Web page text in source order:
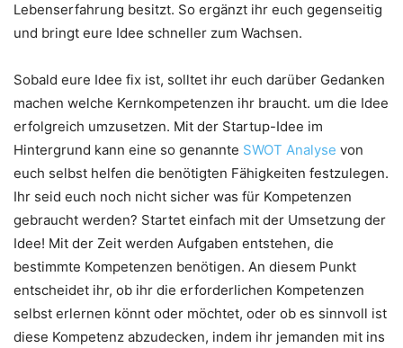
Lebenserfahrung besitzt. So ergänzt ihr euch gegenseitig
und bringt eure Idee schneller zum Wachsen.
Sobald eure Idee fix ist, solltet ihr euch darüber Gedanken
machen welche Kernkompetenzen ihr braucht. um die Idee
erfolgreich umzusetzen. Mit der Startup-Idee im
Hintergrund kann eine so genannte SWOT Analyse von
euch selbst helfen die benötigten Fähigkeiten festzulegen.
Ihr seid euch noch nicht sicher was für Kompetenzen
gebraucht werden? Startet einfach mit der Umsetzung der
Idee! Mit der Zeit werden Aufgaben entstehen, die
bestimmte Kompetenzen benötigen. An diesem Punkt
entscheidet ihr, ob ihr die erforderlichen Kompetenzen
selbst erlernen könnt oder möchtet, oder ob es sinnvoll ist
diese Kompetenz abzudecken, indem ihr jemanden mit ins